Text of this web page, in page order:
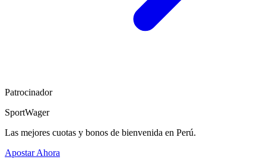
Patrocinador
SportWager
Las mejores cuotas y bonos de bienvenida en Perú.
Apostar Ahora